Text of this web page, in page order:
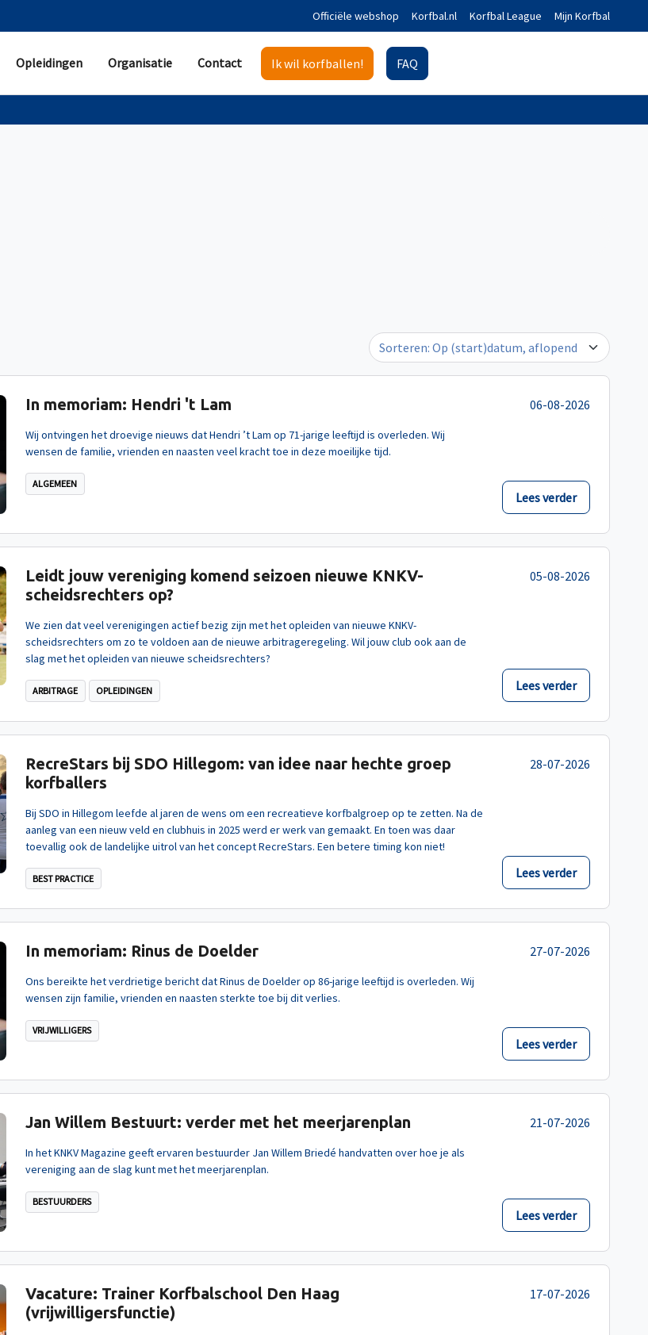
Officiële webshop Korfbal.nl Korfbal League Mijn Korfbal
Opleidingen Organisatie Contact Ik wil korfballen! FAQ
In memoriam: Hendri 't Lam
Wij ontvingen het droevige nieuws dat Hendri ’t Lam op 71-jarige leeftijd is overleden. Wij
wensen de familie, vrienden en naasten veel kracht toe in deze moeilijke tijd.
ALGEMEEN
06-08-2026
Lees verder
Leidt jouw vereniging komend seizoen nieuwe KNKV-
scheidsrechters op?
We zien dat veel verenigingen actief bezig zijn met het opleiden van nieuwe KNKV-
scheidsrechters om zo te voldoen aan de nieuwe arbitrageregeling. Wil jouw club ook aan de
slag met het opleiden van nieuwe scheidsrechters?
ARBITRAGE OPLEIDINGEN
05-08-2026
Lees verder
RecreStars bij SDO Hillegom: van idee naar hechte groep
korfballers
Bij SDO in Hillegom leefde al jaren de wens om een recreatieve korfbalgroep op te zetten. Na de
aanleg van een nieuw veld en clubhuis in 2025 werd er werk van gemaakt. En toen was daar
toevallig ook de landelijke uitrol van het concept RecreStars. Een betere timing kon niet!
BEST PRACTICE
28-07-2026
Lees verder
In memoriam: Rinus de Doelder
Ons bereikte het verdrietige bericht dat Rinus de Doelder op 86-jarige leeftijd is overleden. Wij
wensen zijn familie, vrienden en naasten sterkte toe bij dit verlies.
VRIJWILLIGERS
27-07-2026
Lees verder
Jan Willem Bestuurt: verder met het meerjarenplan
In het KNKV Magazine geeft ervaren bestuurder Jan Willem Briedé handvatten over hoe je als
vereniging aan de slag kunt met het meerjarenplan.
BESTUURDERS
21-07-2026
Lees verder
Vacature: Trainer Korfbalschool Den Haag
(vrijwilligersfunctie)
17-07-2026